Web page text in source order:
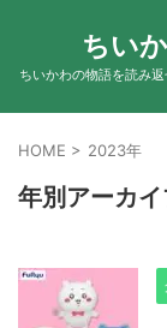
ちい
ちいかわの物語を読み
HOME > 2023年
年別アーカ